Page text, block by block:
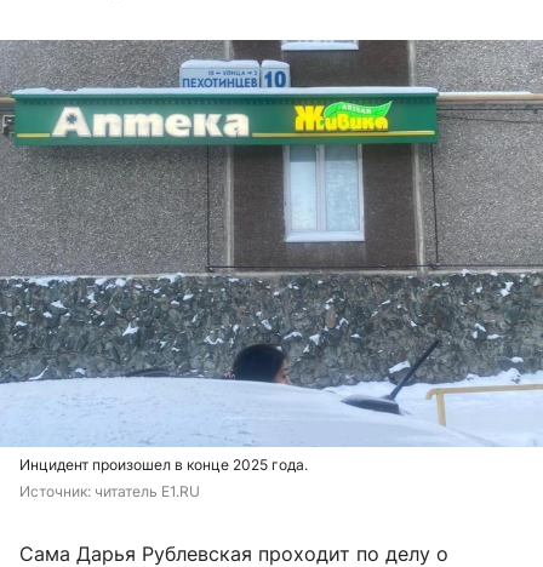
Инцидент произошел в конце 2025 года.
Источник: читатель E1.RU
Сама Дарья Рублевская проходит по делу о